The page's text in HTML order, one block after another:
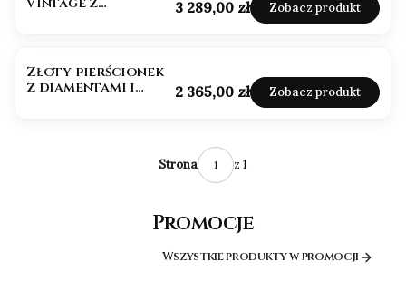
Cena
3 289,00 zł Zobacz produkt
Złoty pierścionek
z diamentami i
Cena
2 365,00 zł Zobacz produkt
Strona z 1
Promocje
Wszystkie produkty w promocji